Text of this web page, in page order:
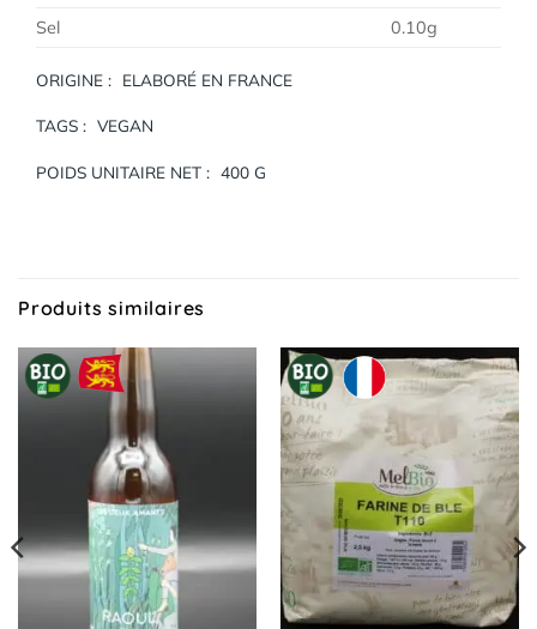
Sel
0.10g
ORIGINE : ELABORÉ EN FRANCE
TAGS : VEGAN
POIDS UNITAIRE NET : 400 G
Produits similaires